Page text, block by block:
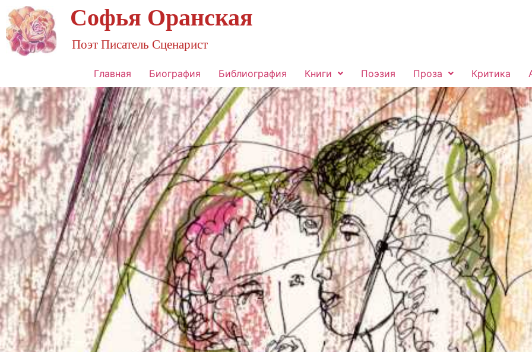
Софья Оранская
Поэт Писатель Сценарист
Главная Биография Библиография Книги Поэзия Проза Критика